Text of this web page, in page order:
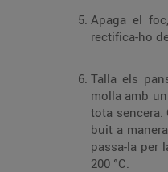
Apaga el
rectifica-ho
Talla els
molla amb
tota
buit a
passa-la per
200 °C.